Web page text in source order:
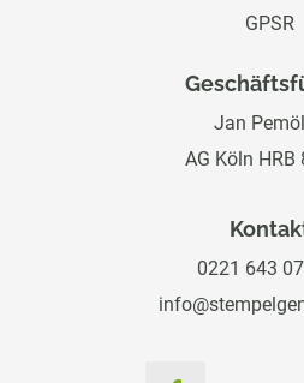
GPSR
Jan
AG Köln HRB
0221 643